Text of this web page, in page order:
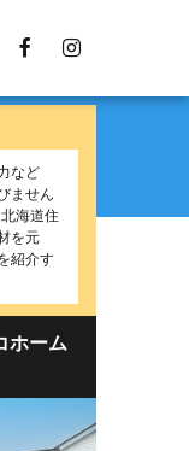
Facebook
ジ
Instagram
など
ません
海道住
を元
紹介す
ホーム